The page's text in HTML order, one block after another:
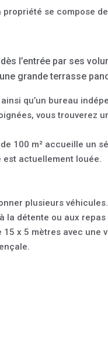
se compose
l’entrée par ses
grande terrasse
qu’un bureau
vous trouverez
100 m² accueille un
actuellement louée.
plusieurs véhicules.
la détente ou aux
x 5 mètres avec